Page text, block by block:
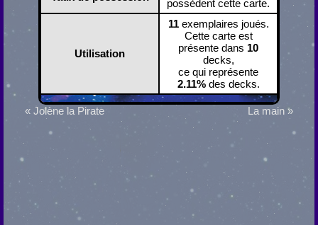
possèdent cette carte.
Utilisation
11exemplaires joués.
Cette carte est
présente dans 10
decks,
ce qui représente
2.11%des decks.
« Jolène la Pirate La main »